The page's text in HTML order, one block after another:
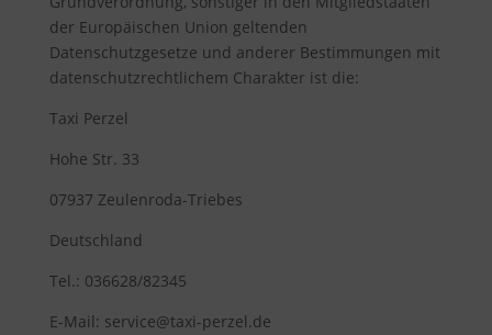
der Europäischen Union geltenden
Datenschutzgesetze und anderer Bestimmungen mit
datenschutzrechtlichem Charakter ist die:
Taxi Perzel
Hohe Str. 33
07937 Zeulenroda-Triebes
Deutschland
Tel.: 036628/82345
E-Mail: service@taxi-perzel.de